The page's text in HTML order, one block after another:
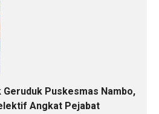
Geruduk Puskesmas Nambo,
Angkat Pejabat